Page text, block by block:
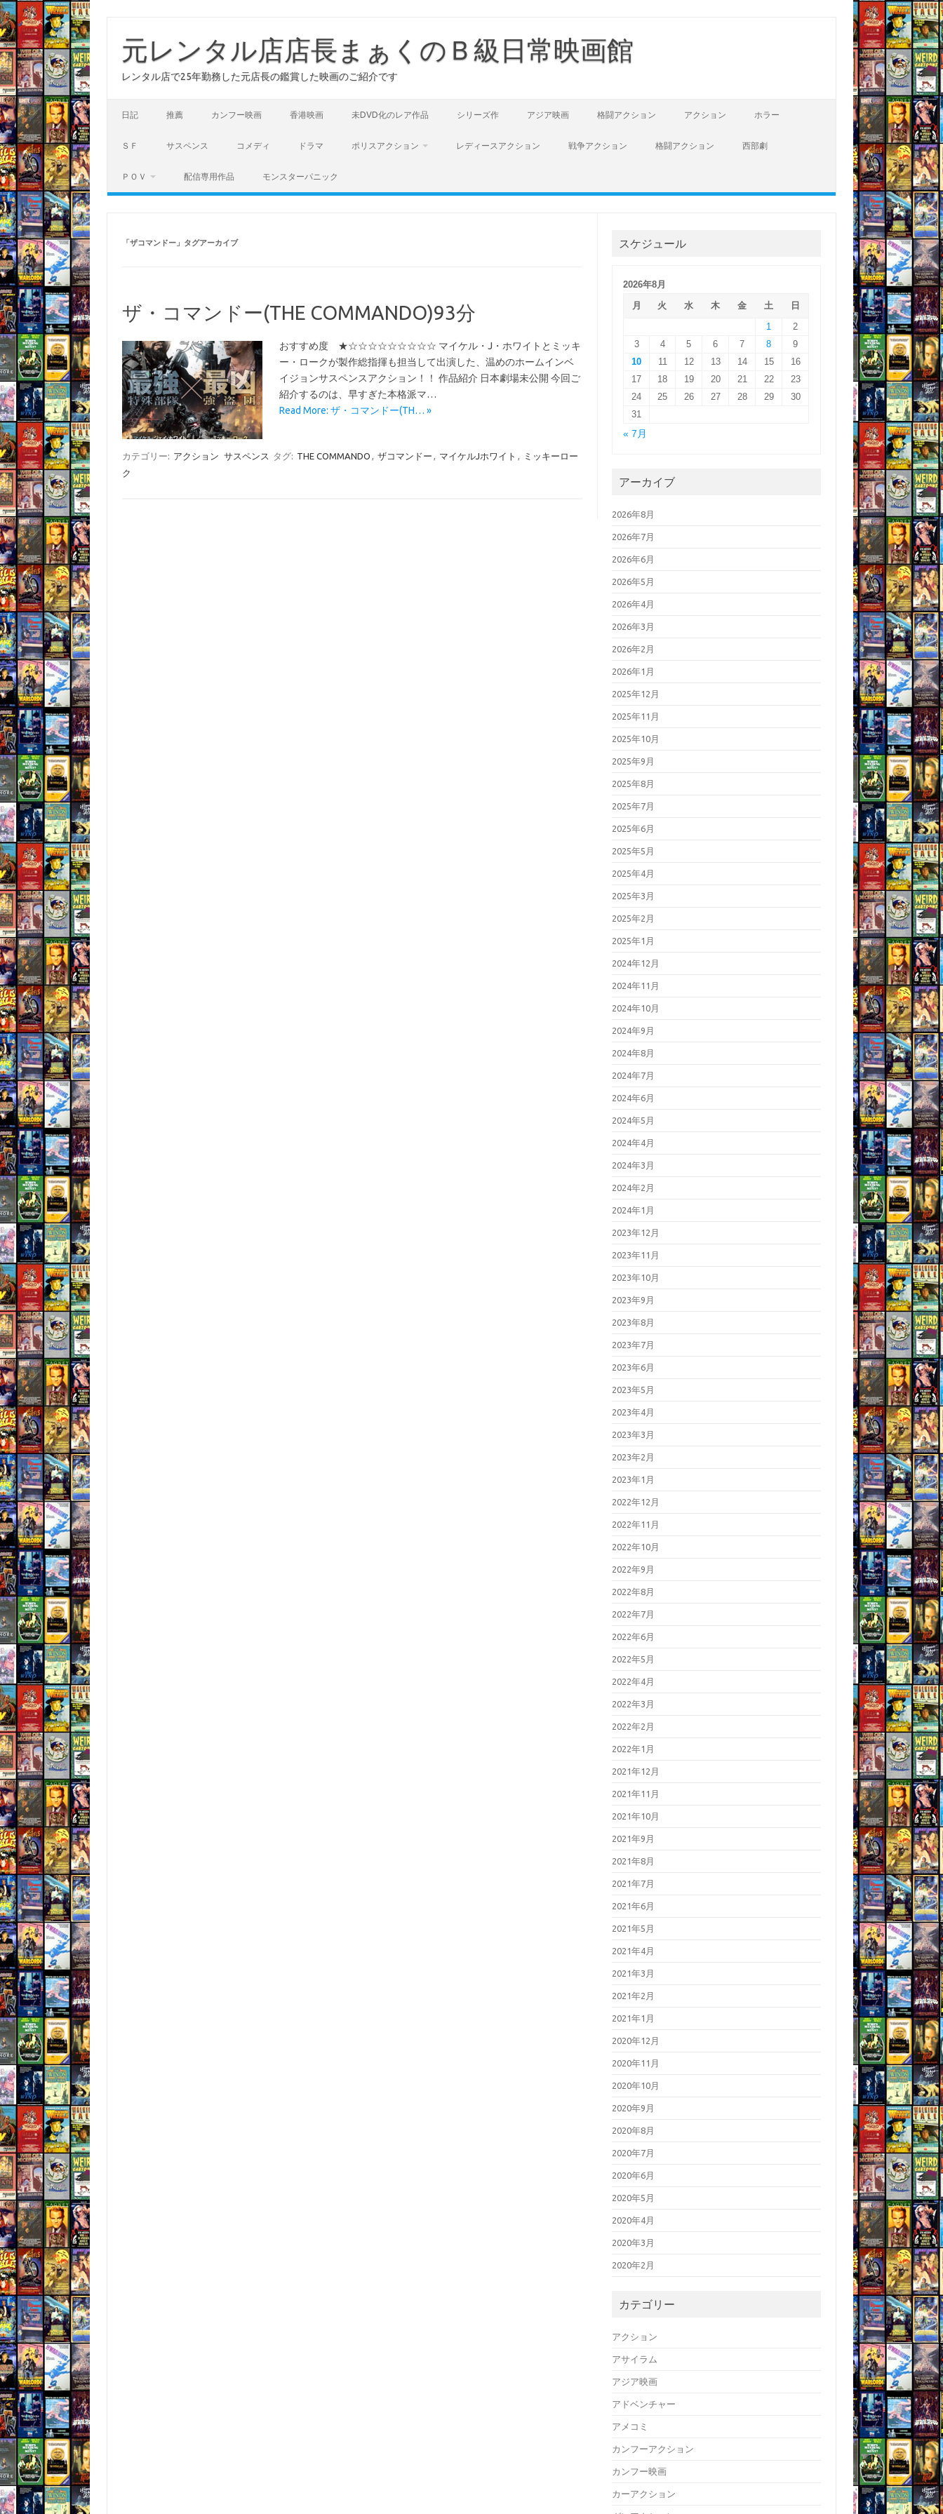
元レンタル店店長まぁくのＢ級日常映画館
レンタル店で25年勤務した元店長の鑑賞した映画のご紹介です
日記 推薦 カンフー映画 香港映画 未DVD化のレア作品 シリーズ作 アジア映画 格闘アクション アクション ホラー
ＳＦ サスペンス コメディ ドラマ ポリスアクション レディースアクション 戦争アクション 格闘アクション 西部劇
ＰＯＶ 配信専用作品 モンスターパニック
「ザコマンドー」タグアーカイブ
ザ・コマンドー(THE COMMANDO)93分
おすすめ度 ★☆☆☆☆☆☆☆☆☆ マイケル・J・ホワイトとミッキ
ー・ロークが製作総指揮も担当して出演した、温めのホームインベ
イジョンサスペンスアクション！！ 作品紹介 日本劇場未公開 今回ご
紹介するのは、早すぎた本格派マ…
Read More: ザ・コマンドー(TH… »
カテゴリー: アクション サスペンス タグ: THE COMMANDO , ザコマンドー , マイケルJホワイト ,
ミッキーロー
ク
スケジュール
2026年8月
月
火 水 木 金 土
日
1
2
3
4 5 6 7 8
9
10
11 12 13 14 15
16
17
18 19 20 21 22
23
24
25 26 27 28 29
30
31
« 7月
アーカイブ
2026年8月
2026年7月
2026年6月
2026年5月
2026年4月
2026年3月
2026年2月
2026年1月
2025年12月
2025年11月
2025年10月
2025年9月
2025年8月
2025年7月
2025年6月
2025年5月
2025年4月
2025年3月
2025年2月
2025年1月
2024年12月
2024年11月
2024年10月
2024年9月
2024年8月
2024年7月
2024年6月
2024年5月
2024年4月
2024年3月
2024年2月
2024年1月
2023年12月
2023年11月
2023年10月
2023年9月
2023年8月
2023年7月
2023年6月
2023年5月
2023年4月
2023年3月
2023年2月
2023年1月
2022年12月
2022年11月
2022年10月
2022年9月
2022年8月
2022年7月
2022年6月
2022年5月
2022年4月
2022年3月
2022年2月
2022年1月
2021年12月
2021年11月
2021年10月
2021年9月
2021年8月
2021年7月
2021年6月
2021年5月
2021年4月
2021年3月
2021年2月
2021年1月
2020年12月
2020年11月
2020年10月
2020年9月
2020年8月
2020年7月
2020年6月
2020年5月
2020年4月
2020年3月
2020年2月
カテゴリー
アクション
アサイラム
アジア映画
アドベンチャー
アメコミ
カンフーアクション
カンフー映画
カーアクション